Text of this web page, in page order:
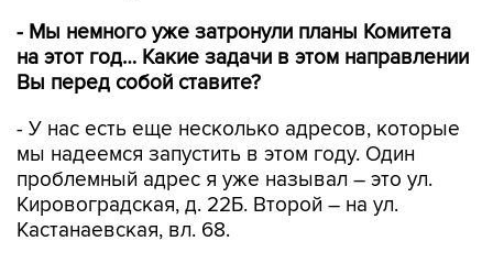
- Мы немного уже затронули планы Комитета
на этот год… Какие задачи в этом направлении
Вы перед собой ставите?
- У нас есть еще несколько адресов, которые
мы надеемся запустить в этом году. Один
проблемный адрес я уже называл – это ул.
Кировоградская, д. 22Б. Второй – на ул.
Кастанаевская, вл. 68.